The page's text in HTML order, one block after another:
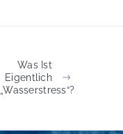
Was Ist
Eigentlich
„Wasserstress“?